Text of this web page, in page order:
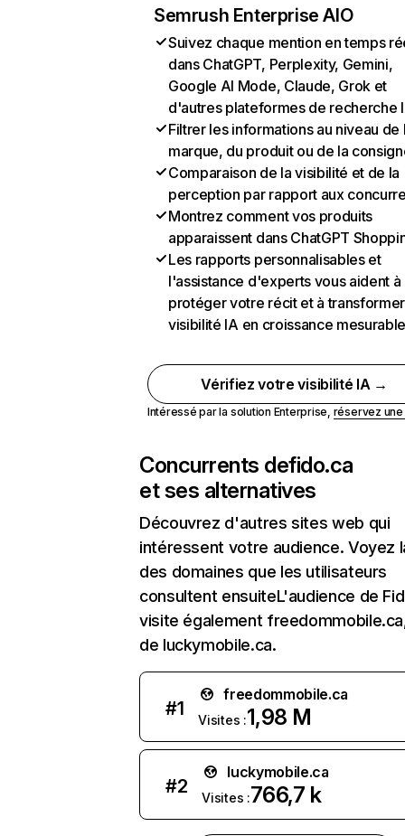
Semrush Enterprise AIO
Suivez chaque mention en temps
dans ChatGPT, Perplexity, Gemini,
Google AI Mode, Claude, Grok et
d'autres plateformes de recherche
Filtrer les informations au niveau de
marque, du produit ou de la
Comparaison de la visibilité et de la
perception par rapport aux
Montrez comment vos produits
apparaissent dans ChatGPT
Les rapports personnalisables et
l'assistance d'experts vous aident à
protéger votre récit et à
visibilité IA en croissance
Vérifiez votre visibilité IA →
Intéressé par la solution Enterprise, réservez
Concurrents defido.ca
et ses alternatives
Découvrez d'autres sites web qui
intéressent votre audience. Voyez
des domaines que les utilisateurs
consultent ensuiteL'audience de
visite également
de luckymobile.ca.
#1
freedommobile.ca
Visites :1,98 M
#2
luckymobile.ca
Visites :766,7 k